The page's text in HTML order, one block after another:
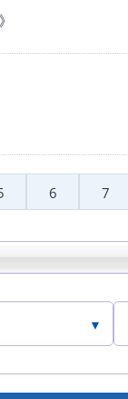
6 7